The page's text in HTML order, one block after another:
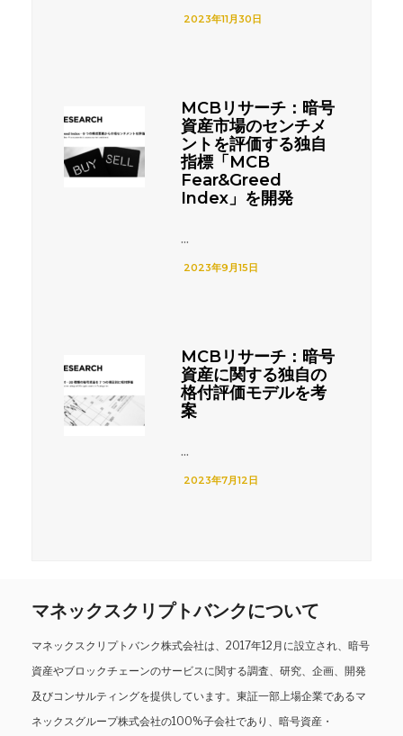
2023年11月30日
MCBリサーチ：暗号
資産市場のセンチメ
ントを評価する独自
指標「MCB
Fear&Greed
Index」を開発
...
2023年9月15日
MCBリサーチ：暗号
資産に関する独自の
格付評価モデルを考
案
...
2023年7月12日
マネックスクリプトバンクについて
マネックスクリプトバンク株式会社は、2017年12月に設立され、暗号
資産やブロックチェーンのサービスに関する調査、研究、企画、開発
及びコンサルティングを提供しています。東証一部上場企業であるマ
ネックスグループ株式会社の100%子会社であり、暗号資産・